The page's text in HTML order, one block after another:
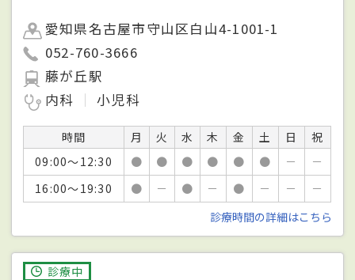
愛知県名古屋市守山区白山4-1001-1
052-760-3666
藤が丘駅
内科
小児科
時間 月 火 水 木 金 土 日
祝
09:00～12:30
● ● ● ● ● ● －
－
16:00～19:30
● － ● － ● － －
－
診療時間の詳細はこちら
診療中